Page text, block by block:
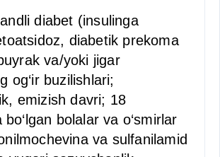
diabet (insulinga
diabetik prekoma
va/yoki jigar
og‘ir buzilishlari;
emizish davri; 18
bolalar va o‘smirlar
va sulfanilamid